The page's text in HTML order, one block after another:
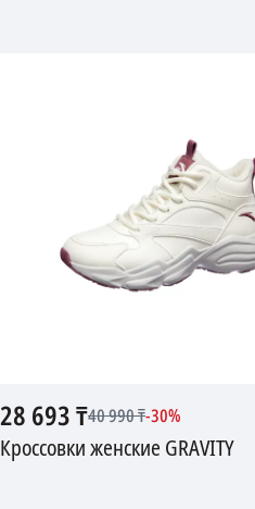
28 693₸40 990₸-30%
Кроссовки женские GRAVITY